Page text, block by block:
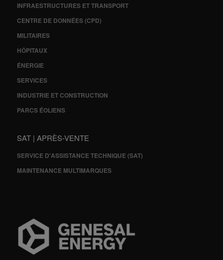
INFRAESTRUCTURES ET TRANSPORT
CENTRE DE DONNÉES (CPD)
MILITAIRES
HÔPITAUX
ÉNERGIE
SERVICES
INDUSTRIE ET CONSTRUCTION
PARCS ÉOLIENS
SAT | APRÈS-VENTE
SERVICE D'ASSISTANCE TECHNIQUE (SAT)
MAINTENANCE MULTIMARQUES